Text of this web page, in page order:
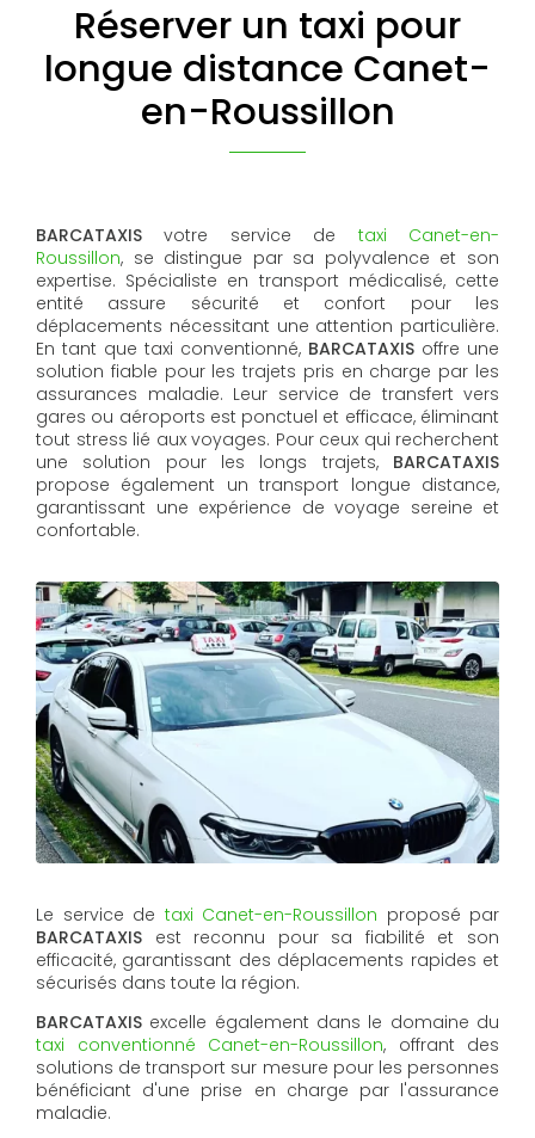
Réserver un taxi pour
longue distance Canet-
en-Roussillon
BARCATAXIS votre service de taxi Canet-en-
Roussillon, se distingue par sa polyvalence et son
expertise. Spécialiste en transport médicalisé, cette
entité assure sécurité et confort pour les
déplacements nécessitant une attention particulière.
En tant que taxi conventionné, BARCATAXIS offre une
solution fiable pour les trajets pris en charge par les
assurances maladie. Leur service de transfert vers
gares ou aéroports est ponctuel et efficace, éliminant
tout stress lié aux voyages. Pour ceux qui recherchent
une solution pour les longs trajets, BARCATAXIS
propose également un transport longue distance,
garantissant une expérience de voyage sereine et
confortable.
Le service de taxi Canet-en-Roussillon proposé par
BARCATAXIS est reconnu pour sa fiabilité et son
efficacité, garantissant des déplacements rapides et
sécurisés dans toute la région.
BARCATAXIS excelle également dans le domaine du
taxi conventionné Canet-en-Roussillon, offrant des
solutions de transport sur mesure pour les personnes
bénéficiant d'une prise en charge par l'assurance
maladie.